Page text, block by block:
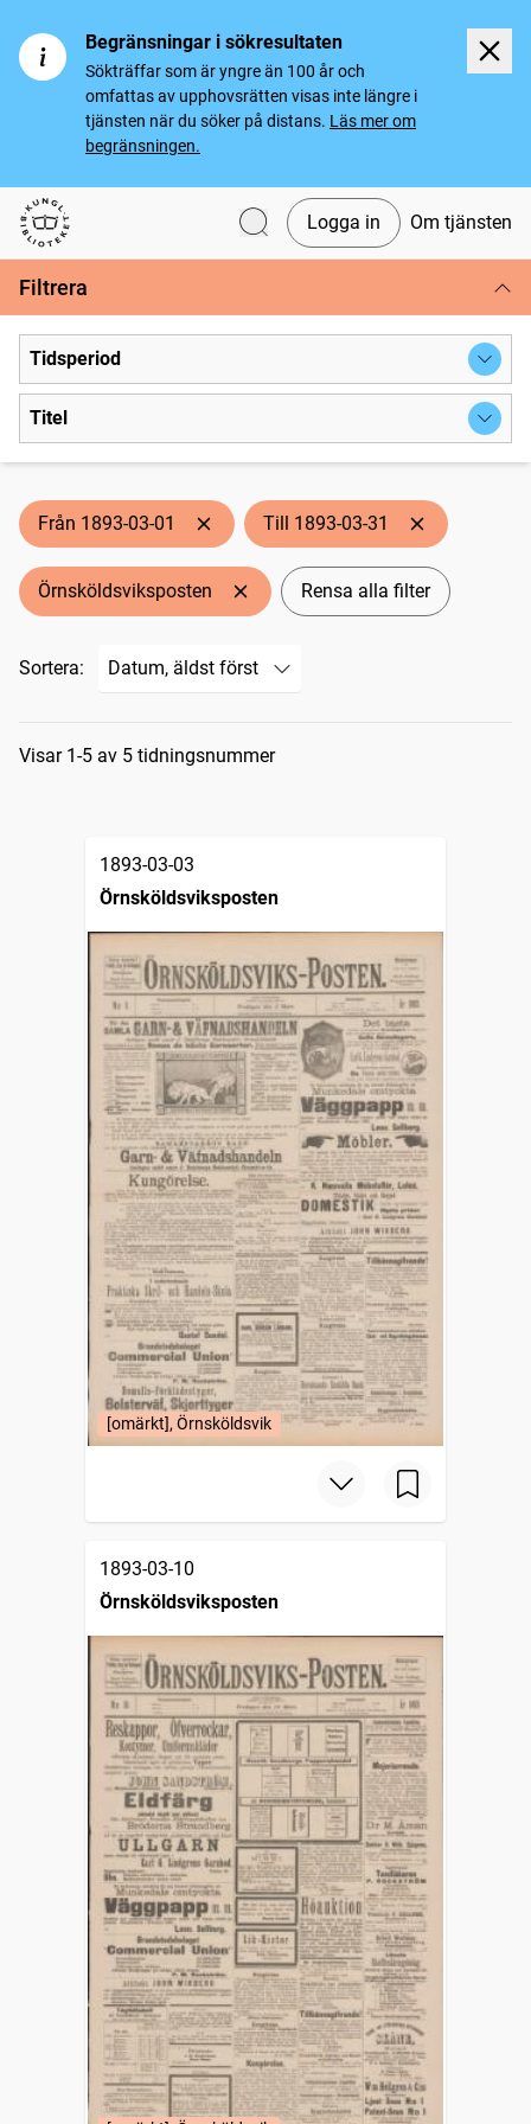
Begränsningar i sökresultaten
Sökträffar som är yngre än 100 år och
omfattas av upphovsrätten visas inte längre i
tjänsten när du söker på distans. Läs mer om
begränsningen.
Svenska tidningar
Logga in Om tjänsten
Filtrera
Tidsperiod
Titel
Från 1893-03-01 Till 1893-03-31
Örnsköldsviksposten Rensa alla filter
Sortera:
Sökresultat
Visar 1-5 av 5 tidningsnummer
1893-03-03
Örnsköldsviksposten
[omärkt], Örnsköldsvik
1893-03-10
Örnsköldsviksposten